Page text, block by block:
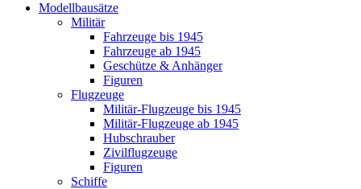
Modellbausätze
Militär
Fahrzeuge bis 1945
Fahrzeuge ab 1945
Geschütze & Anhänger
Figuren
Flugzeuge
Militär-Flugzeuge bis 1945
Militär-Flugzeuge ab 1945
Hubschrauber
Zivilflugzeuge
Figuren
Schiffe